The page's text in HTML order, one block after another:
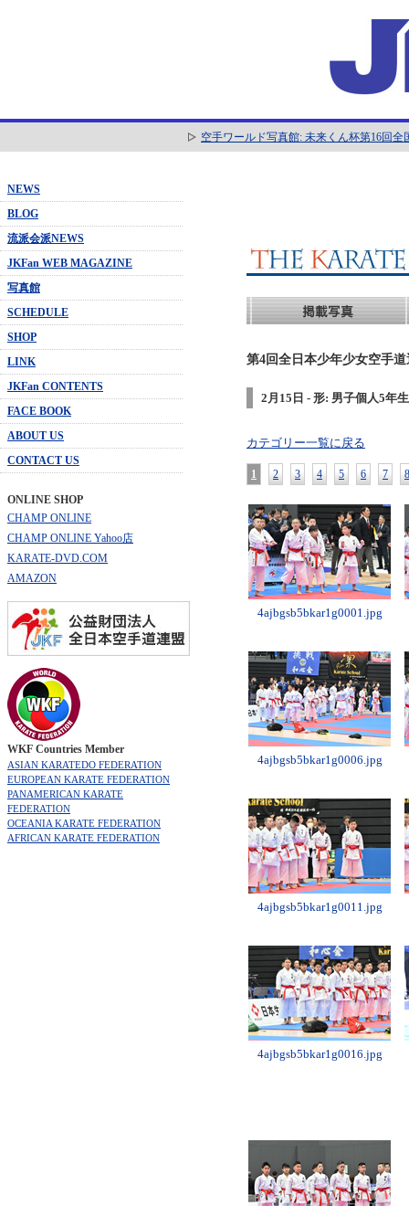
空手ワールド写真館: 未来くん杯第16回
NEWS
BLOG
流派会派NEWS
JKFan WEB MAGAZINE
写真館
SCHEDULE
SHOP
LINK
JKFan CONTENTS
FACE BOOK
ABOUT US
CONTACT US
ONLINE SHOP
CHAMP ONLINE
CHAMP ONLINE Yahoo店
KARATE-DVD.COM
AMAZON
WKF Countries Member
ASIAN KARATEDO FEDERATION
EUROPEAN KARATE FEDERATION
PANAMERICAN KARATE
FEDERATION
OCEANIA KARATE FEDERATION
AFRICAN KARATE FEDERATION
第4回全日本少年少女空手
2月15日 - 形: 男子個人5年
カテゴリー一覧に戻る
1 2 3 4 5 6 7 8
4ajbgsb5bkar1g0001.jpg
4ajbgsb5bkar1g0006.jpg
4ajbgsb5bkar1g0011.jpg
4ajbgsb5bkar1g0016.jpg